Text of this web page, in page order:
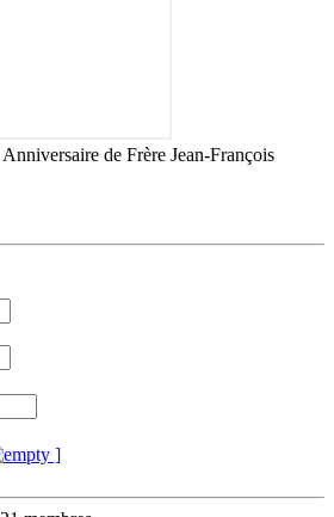
Anniversaire de Frère Jean-François
]